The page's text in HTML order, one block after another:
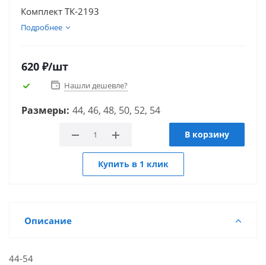
Комплект ТК-2193
Подробнее
620 ₽/шт
Нашли дешевле?
Размеры: 44, 46, 48, 50, 52, 54
В корзину
Купить в 1 клик
Описание
44-54